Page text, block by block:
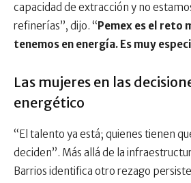
capacidad de extracción y no
refinerías”, dijo. “Pemex es el reto
tenemos en energía. Es muy
Las mujeres en las
energético
“El talento ya está; quienes tienen
deciden”. Más allá de la
Barrios identifica otro rezago